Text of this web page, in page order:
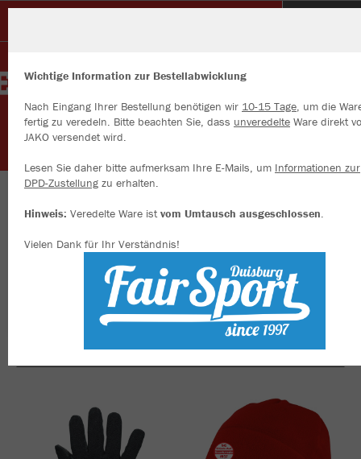
Herzlich willkommen an der Alsfeldroad
Wichtige Information zur Bestellabwicklung
Nach Eingang Ihrer Bestellung benötigen wir 10-15 Tage, um die
fertig zu veredeln. Bitte beachten Sie, dass unveredelte Ware direkt
JAKO versendet wird.
Lesen Sie daher bitte aufmerksam Ihre E-Mails, um Informationen zur
DPD-Zustellung zu erhalten.
Hinweis: Veredelte Ware istvom Umtausch ausgeschlossen.
Vielen Dank für Ihr Verständnis!
Wir verwenden Cookies
Inhalte anzeigen und unsere Website verbessern. Weitere
zu den Cookies findest Du in den Einstellungen.
Alle akzeptieren
Alle ablehnen
mehr Infos
Datenschutz
Impressum